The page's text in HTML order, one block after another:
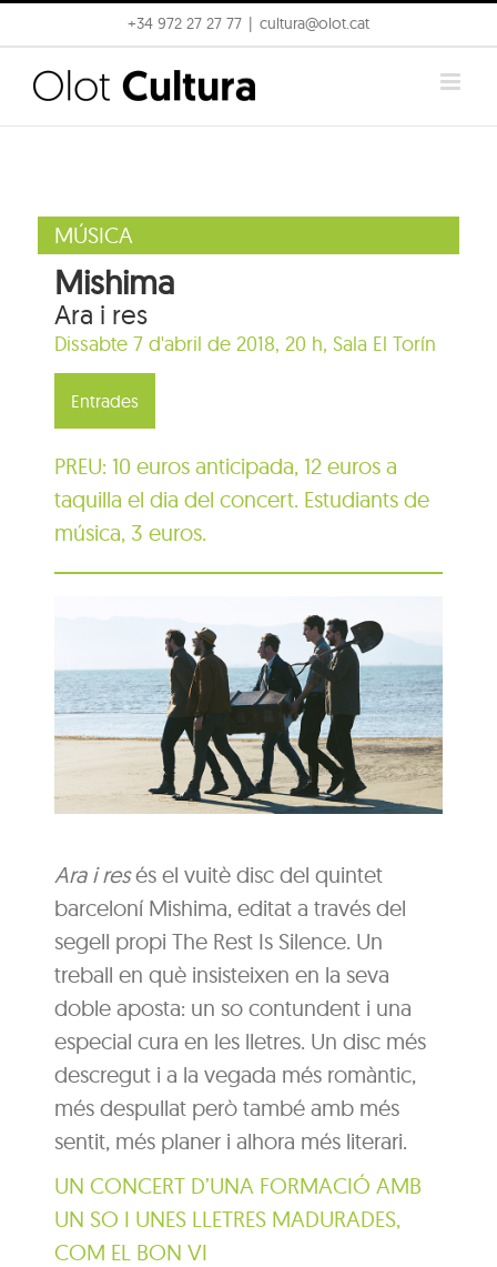
to
content
+34 972 27 27 77 cultura@olot.cat
MÚSICA
Mishima
Ara i res
Dissabte 7 d'abril de 2018, 20 h,Sala El Torín
Entrades
PREU: 10 euros anticipada, 12 euros a
taquilla el dia del concert. Estudiants de
música, 3 euros.
Ara i resés el vuitè disc del quintet
barceloní Mishima, editat a través del
segell propi The Rest Is Silence. Un
treball en què insisteixen en la seva
doble aposta: un so contundent i una
especial cura en les lletres. Un disc més
descregut i a la vegada més romàntic,
més despullat però també amb més
sentit, més planer i alhora més literari.
UN CONCERT D’UNA FORMACIÓ AMB
UN SO I UNES LLETRES MADURADES,
COM EL BON VI